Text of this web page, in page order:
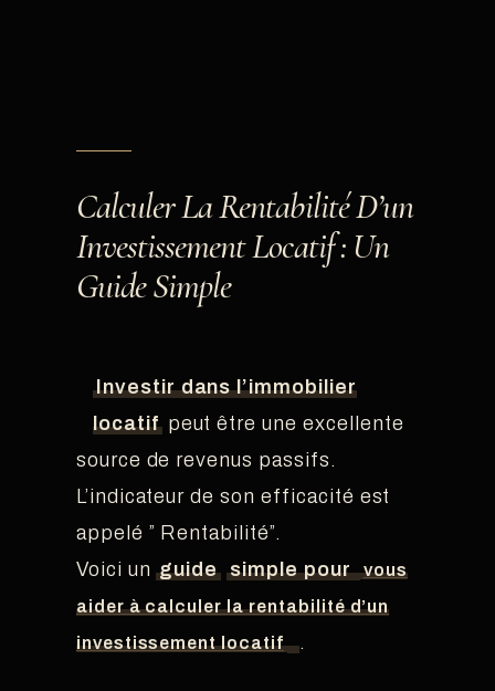
Calculer La Rentabilité D’un
Investissement Locatif : Un
Guide Simple
Investir dans l’immobilier
locatifpeut être une excellente
source de revenus passifs.
L’indicateur de son efficacité est
appelé ” Rentabilité”.
Voici unguide simple pour vous
aider à calculer la rentabilité d’un
investissement locatif
.